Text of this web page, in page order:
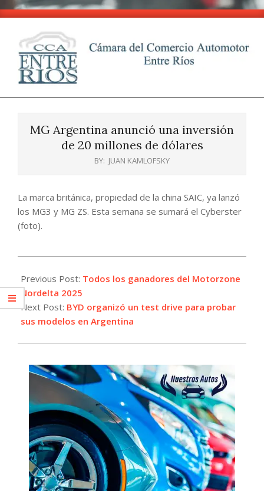
Skip
content
CCA
Entre
MG Argentina anunció una inversión
de 20 millones de dólares
BY: JUAN KAMLOFSKY
La marca británica, propiedad de la china SAIC, ya lanzó
los MG3 y MG ZS. Esta semana se sumará el Cyberster
(foto).
09-
15
Previous Post: Todos los ganadores del Motorzone
Nordelta 2025
Next Post: BYD organizó un test drive para probar
sus modelos en Argentina